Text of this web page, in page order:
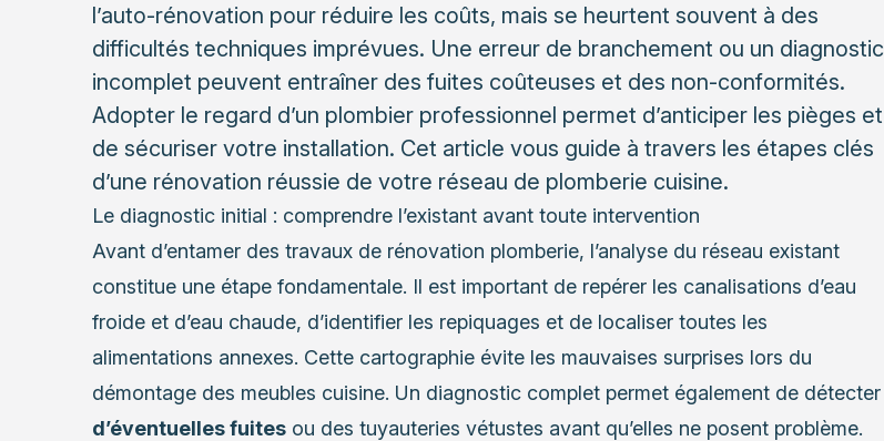
l’auto-rénovation pour réduire les coûts, mais se heurtent souvent à des
difficultés techniques imprévues. Une erreur de branchement ou un diagnostic
incomplet peuvent entraîner des fuites coûteuses et des non-conformités.
Adopter le regard d’un plombier professionnel permet d’anticiper les pièges et
de sécuriser votre installation. Cet article vous guide à travers les étapes clés
d’une rénovation réussie de votre réseau de plomberie cuisine.
Le diagnostic initial : comprendre l’existant avant toute intervention
Avant d’entamer des travaux de rénovation plomberie, l’analyse du réseau existant
constitue une étape fondamentale. Il est important de repérer les canalisations d’eau
froide et d’eau chaude, d’identifier les repiquages et de localiser toutes les
alimentations annexes. Cette cartographie évite les mauvaises surprises lors du
démontage des meubles cuisine. Un diagnostic complet permet également de détecter
d’éventuelles fuitesou des tuyauteries vétustes avant qu’elles ne posent problème.